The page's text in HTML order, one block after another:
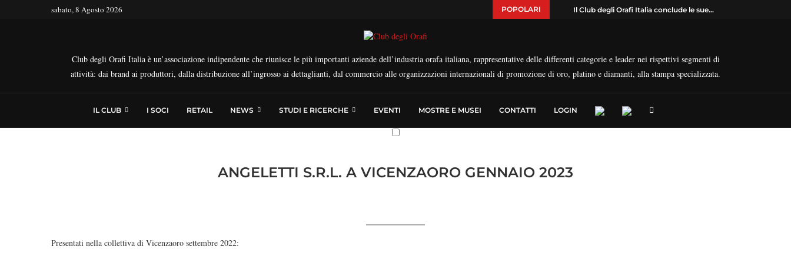
sabato, 8 Agosto 2026 POPOLARI Il Club degli Orafi Italia conclude le sue...
Club degli Orafi Italia è un’associazione indipendente che riunisce le più importanti aziende dell’industria orafa italiana, rappresentative delle differenti categorie e leader nei rispettivi segmenti di
attività: dai brand ai produttori, dalla distribuzione all’ingrosso ai dettaglianti, dal commercio alle organizzazioni internazionali di promozione di oro, platino e diamanti, alla stampa specializzata.
IL CLUB I SOCI RETAIL NEWS STUDI E RICERCHE EVENTI MOSTRE E MUSEI CONTATTI LOGIN
ANGELETTI S.R.L. A VICENZAORO GENNAIO 2023
Presentati nella collettiva di Vicenzaoro settembre 2022: